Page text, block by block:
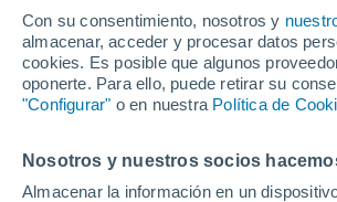
Con su consentimiento, nosotros y
almacenar, acceder y procesar datos
cookies. Es posible que algunos
oponerte. Para ello, puede retirar su
"Configurar" o en nuestra Política de
Nosotros y nuestros socios
Almacenar la información en un